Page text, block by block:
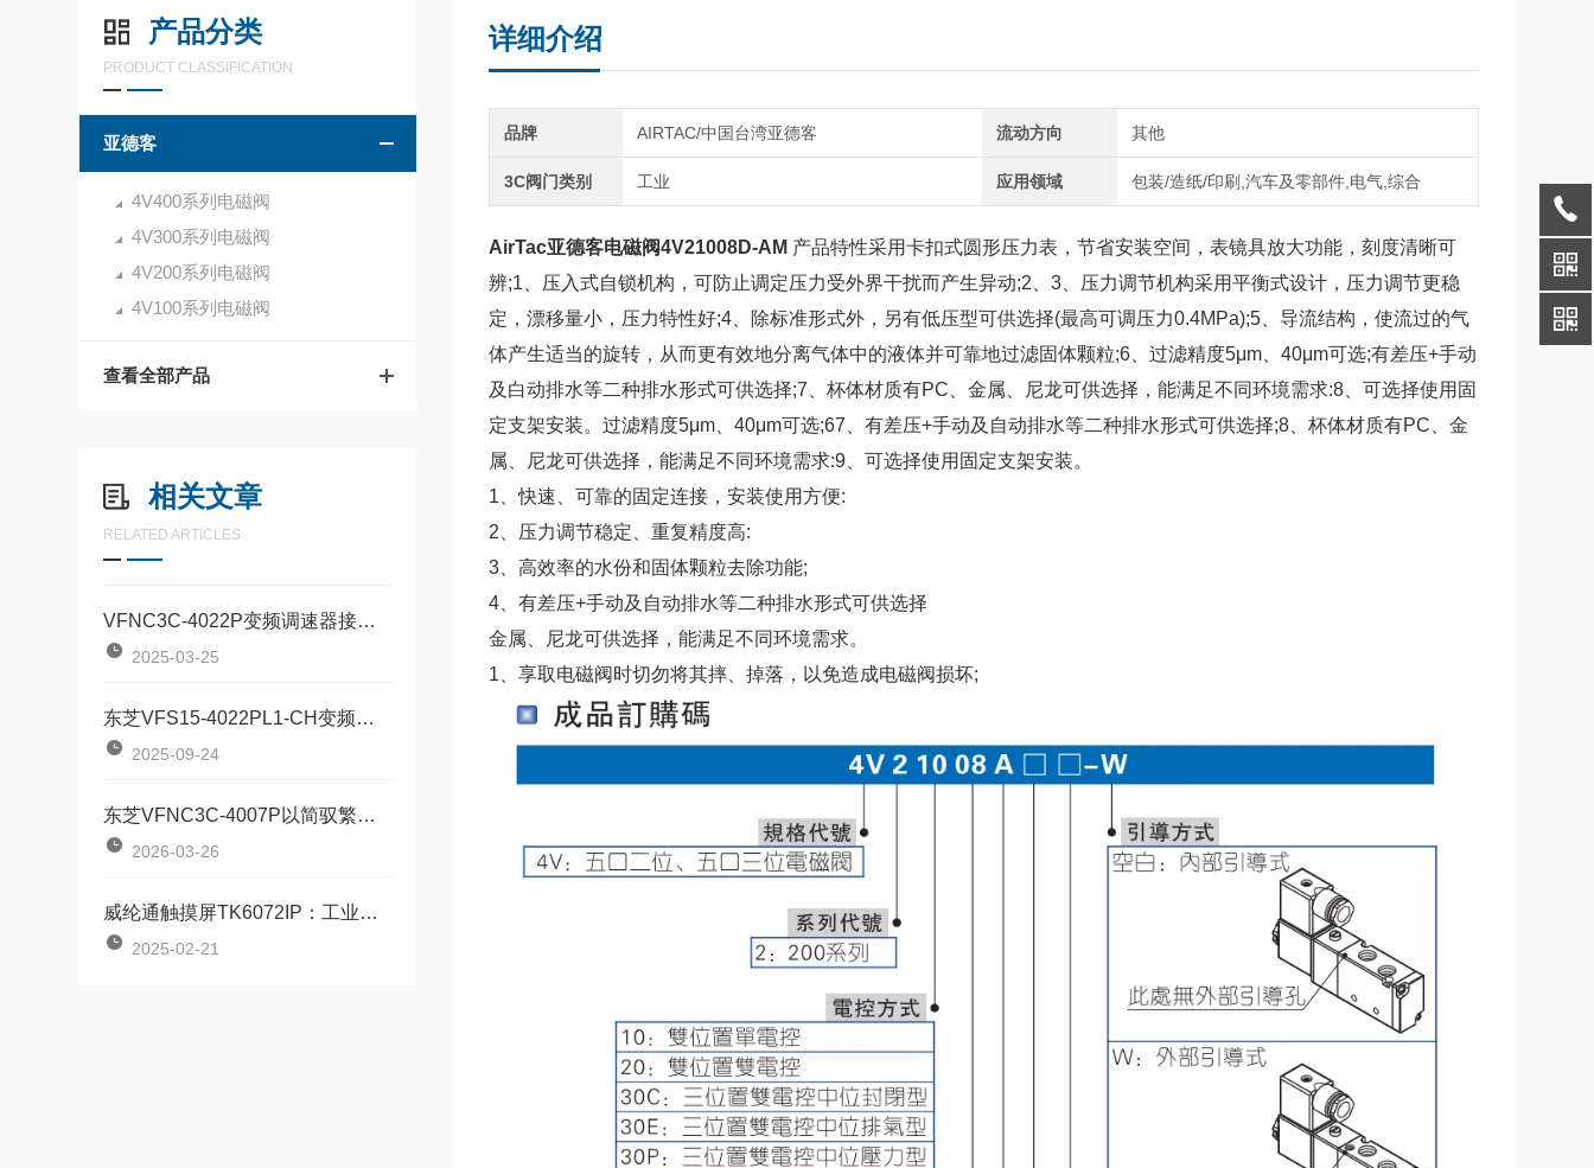
产品分类
PRODUCT CLASSIFICATION
亚德客
4V400系列电磁阀
4V300系列电磁阀
4V200系列电磁阀
4V100系列电磁阀
查看全部产品
相关文章
RELATED ARTICLES
VFNC3C-4022P变频调速器接线方式全解析
2025-03-25
东芝VFS15-4022PL1-CH变频器高效、稳定、智能的工业动力核心
2025-09-24
东芝VFNC3C-4007P以简驭繁的工业动力“调节器”
2026-03-26
威纶通触摸屏TK6072IP：工业控制的得力助手
2025-02-21
详细介绍
品牌 AIRTAC/中国台湾亚德客 流动方向 其他
3C阀门类别 工业 应用领域 包装/造纸/印刷,汽车及零部件,电气,综合
AirTac亚德客电磁阀4V21008D-AM 产品特性采用卡扣式圆形压力表，节省安装空间，表镜具放大功能，刻度清晰可
辨;1、压入式自锁机构，可防止调定压力受外界干扰而产生异动;2、3、压力调节机构采用平衡式设计，压力调节更稳
定，漂移量小，压力特性好;4、除标准形式外，另有低压型可供选择(最高可调压力0.4MPa);5、导流结构，使流过的气
体产生适当的旋转，从而更有效地分离气体中的液体并可靠地过滤固体颗粒;6、过滤精度5μm、40μm可选;有差压+手动
及白动排水等二种排水形式可供选择;7、杯体材质有PC、金属、尼龙可供选择，能满足不同环境需求:8、可选择使用固
定支架安装。 过滤精度5μm、40μm可选;67、有差压+手动及自动排水等二种排水形式可供选择;8、杯体材质有PC、金
属、尼龙可供选择，能满足不同环境需求:9、可选择使用固定支架安装。
1、快速、可靠的固定连接，安装使用方便:
2、压力调节稳定、重复精度高:
3、高效率的水份和固体颗粒去除功能;
4、有差压+手动及自动排水等二种排水形式可供选择
金属、尼龙可供选择，能满足不同环境需求。
1、享取电磁阀时切勿将其摔、掉落，以免造成电磁阀损坏;